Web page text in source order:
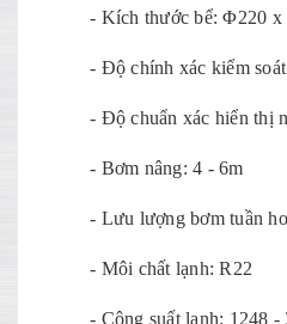
- Kích thước bể: Φ220 x
- Độ chính xác kiểm
- Độ chuẩn xác hiển thị
- Bơm nâng: 4 - 6m
- Lưu lượng bơm tuần
- Môi chất lạnh: R22
- Công suất lạnh: 1248 -